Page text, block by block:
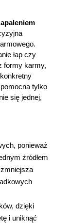
łap czy
formy karmy,
tylko
się jednej,
ponieważ
źródłem
dzięki
i uniknąć